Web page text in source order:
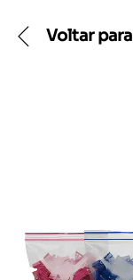
Voltar para